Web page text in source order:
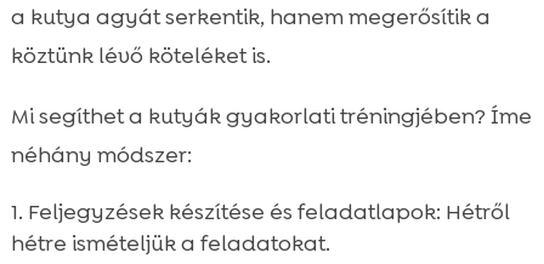
a kutya agyát serkentik, hanem megerősítik a
köztünk lévő köteléket is.
Mi segíthet a kutyák gyakorlati tréningjében? Íme
néhány módszer:
Feljegyzések készítése és feladatlapok: Hétről
hétre ismételjük a feladatokat.